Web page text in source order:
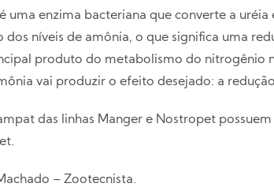
uma enzima bacteriana que converte a
dos níveis de amônia, o que significa uma
produto do metabolismo do nitrogênio
vai produzir o efeito desejado: a
das linhas Manger e Nostropet
– Zootecnista.